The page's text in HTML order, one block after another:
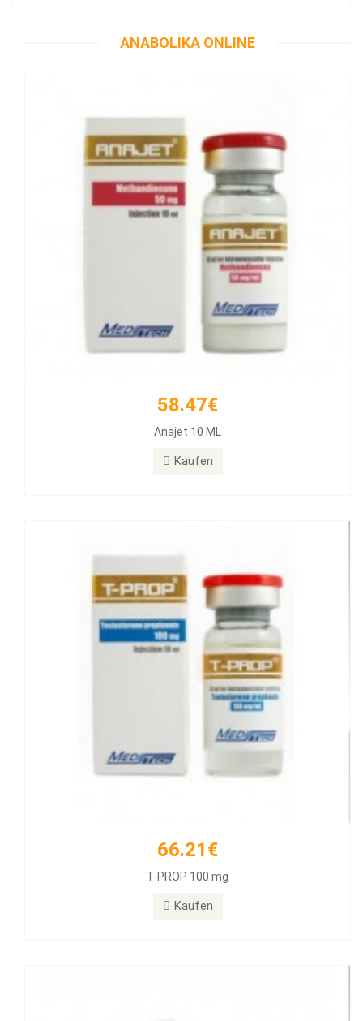
ANABOLIKA ONLINE
58.47€
Anajet 10 ML
Kaufen
Kaufen
66.21€
T-PROP 100 mg
Kaufen
66.21€
T-PROP 100 mg
55.89€
Rexogin 50mg/ml 10 Ampullen